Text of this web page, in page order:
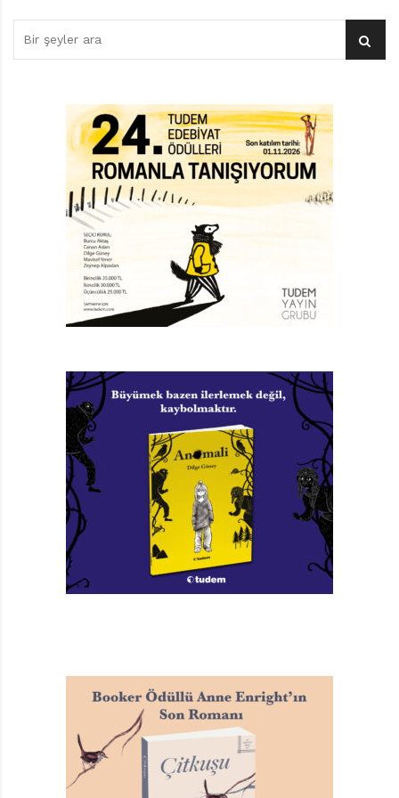
sonra, boyun eğmeyen, itaatsiz şeftali ağacının
hatırınadır, şeftali ağaçlarına meylim. Ardındanİki Kedi
İhtimal benimkine benzeyen bir ilkokul öğretmeni olan
Samed Behrengi’yi bir kelimeyle tanımla deseniz;
“yetinmeyen” derdim. Öğretmen, gazeteci, çevirmen
olmakla yetinmeyip yaşadığı toprakların kültürü
hakkında araştırmalar yapan, halk dilindeki masal ve
söylenceleri derleyen, yeniden kaleme alan Behrengi,
hepsini de işçi çocuklar(ın)a adadığı pek çok çocuk
kitabı yazdı. Öyle hikâyelerdi ki bunlar, sadece
ülkesinde değil, tüm dünya halkları için birer adalet,
özgürlük, eşitlik manifestosu, direniş çağrısı oldu. Bedeli
aldığı hikâyeler elden ele dolaşırken, henüz 28
yaşındaki Behrengi, Aras Nehri’nde ölü bulundu.
Dünyanın pek çok ülkesinde, pek çok dilde olduğu gibi
Türkçede de sayısız kez yayınlanmış Behrengi öyküleri,
bu kez toplu halde, Panama Yayınları tarafından
basılmış. Kuşların, börtü böceğin, ağaçların hatta
oyuncak bebeklerin birer “kişi” olarak mucizevi, büyülü
bir dünyayı insanlarla paylaştığı, harikulade bir düşler
ülkesinde geçen can yakıcı hikâyeler bunlar. Özellikle
geleneksel Azeri ve Fars masallarındaki, gelişmemiş bir
tahribata, neden bahsedildiğini en içinden bilenlerin
gözüyle tanık olmak, her seferinde yaralıyor, kanatıyor,
üzüyor, öfkelendiriyor. Neyse ki bir Behrengi
masalındaysanız, teslim olmak ve boyun eğmek